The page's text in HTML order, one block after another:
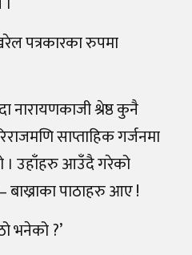
पत्रकारका रुपमा
नारायणकाजी श्रेष्ठ कुनै
साप्ताहिक गर्जनमा
। उहाँहरु आउँदै गरेको
पाठाहरु आए !
भनेको ?’